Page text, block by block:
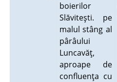
boierilor
Slăviteşti. pe
malul stâng al
pârâului
Luncavăţ,
aproape de
confluenţa cu